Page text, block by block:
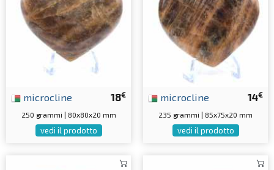
18€
microcline
250 grammi | 80x80x20 mm
vedi il prodotto
14€
microcline
235 grammi | 85x75x20 mm
vedi il prodotto